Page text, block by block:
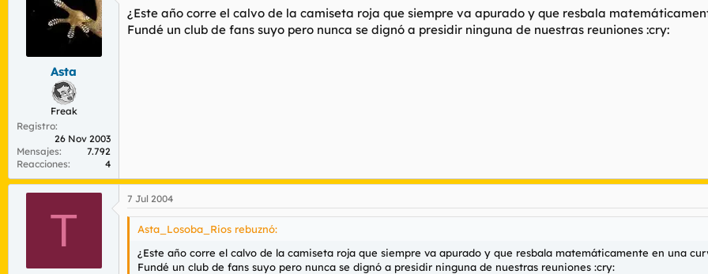
Asta
Freak
Registro
26 Nov 2003
Mensajes
7.792
Reacciones
4
¿Este año corre el calvo de la camiseta roja que siempre va apurado y que resbala
Fundé un club de fans suyo pero nunca se dignó a presidir ninguna de nuestras reuniones :cry:
T
7 Jul 2004
Asta_Losoba_Rios rebuznó:
¿Este año corre el calvo de la camiseta roja que siempre va apurado y que resbala matemáticamente en una
Fundé un club de fans suyo pero nunca se dignó a presidir ninguna de nuestras reuniones :cry: